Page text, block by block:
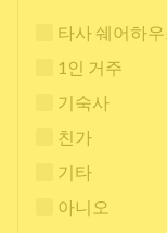
타사 쉐어하
1인 거주
기숙사
친가
기타
아니오